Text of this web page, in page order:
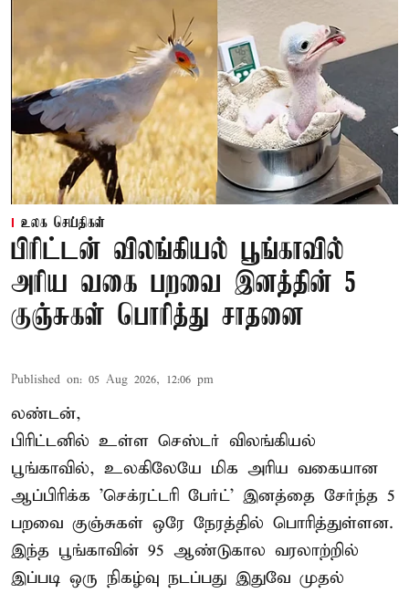
உலக செய்திகள்
பிரிட்டன் விலங்கியல் பூங்காவில்
அரிய வகை பறவை இனத்தின் 5
குஞ்சுகள் பொரித்து சாதனை
Published on: 05 Aug 2026, 12:06 pm
லண்டன்,
பிரிட்டனில் உள்ள செஸ்டர் விலங்கியல்
பூங்காவில், உலகிலேயே மிக அரிய வகையான
ஆப்பிரிக்க 'செக்ரட்டரி பேர்ட்' இனத்தை சேர்ந்த 5
பறவை குஞ்சுகள் ஒரே நேரத்தில் பொரித்துள்ளன.
இந்த பூங்காவின் 95 ஆண்டுகால வரலாற்றில்
இப்படி ஒரு நிகழ்வு நடப்பது இதுவே முதல்